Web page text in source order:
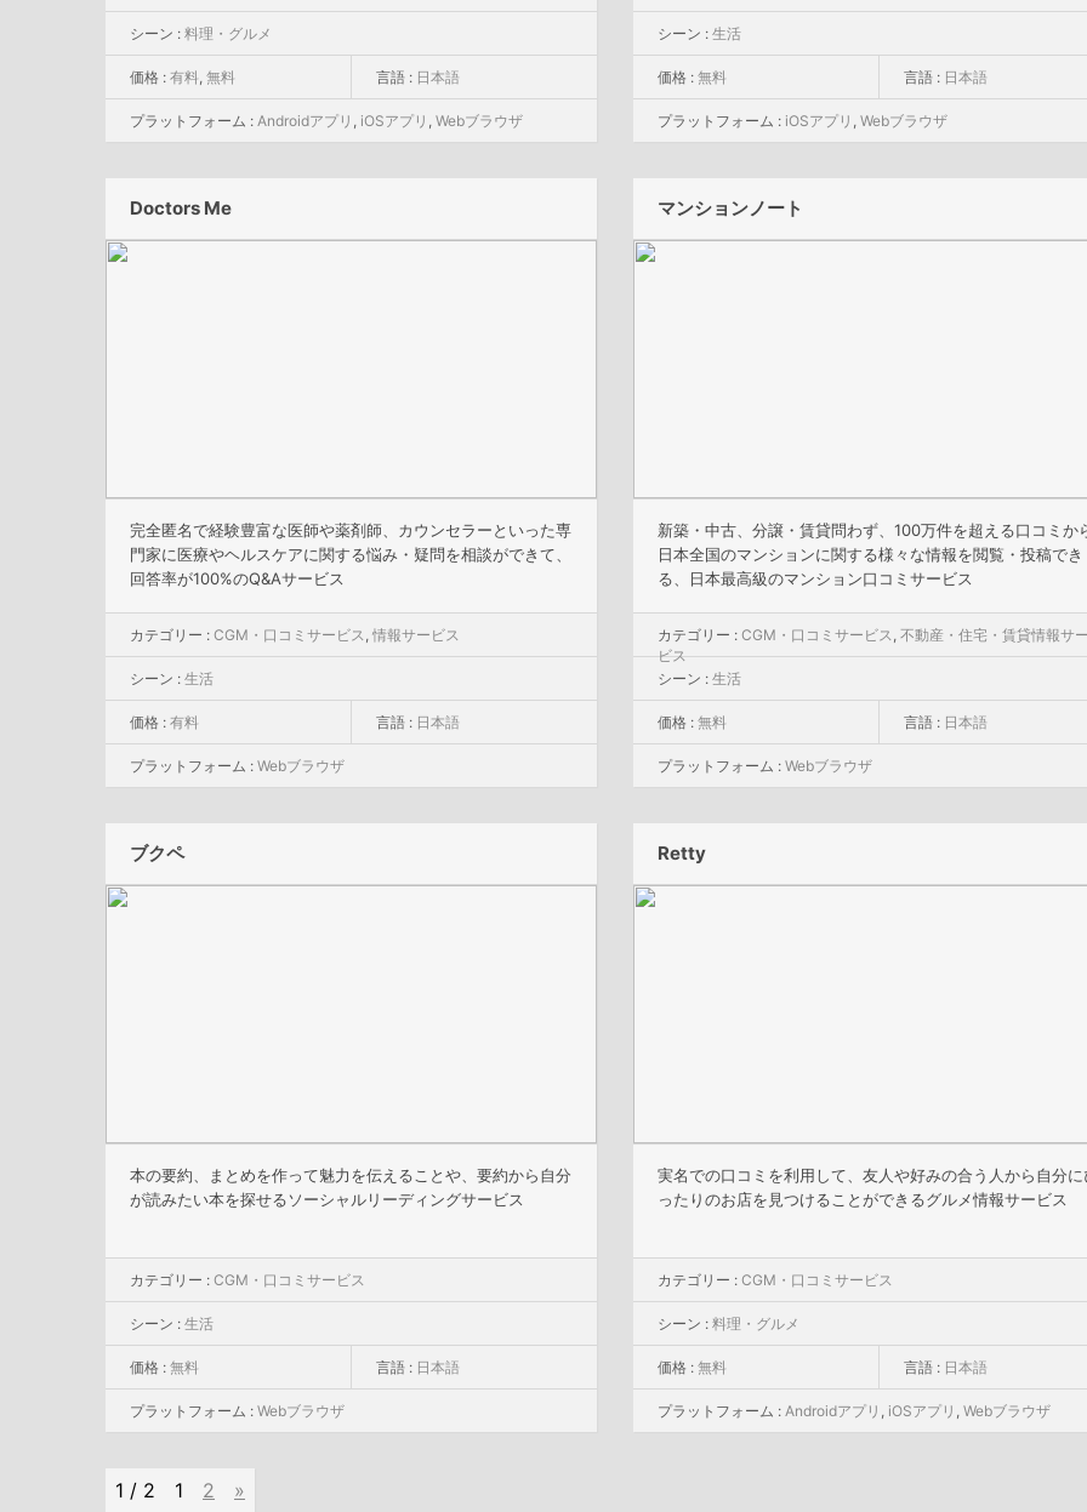
シーン : 料理・グルメ
価格 : 有料, 無料 言語 : 日本語
プラットフォーム : Androidアプリ , iOSアプリ , Webブラウザ
シーン : 生活
価格 : 無料 言語 : 日本語
プラットフォーム : iOSアプリ , Webブラウザ
Doctors Me
完全匿名で経験豊富な医師や薬剤師、カウンセラーといった専
門家に医療やヘルスケアに関する悩み・疑問を相談ができて、
回答率が100%のQ&Aサービス
カテゴリー : CGM・口コミサービス, 情報サービス
シーン : 生活
価格 : 有料 言語 : 日本語
プラットフォーム : Webブラウザ
マンションノート
新築・中古、分譲・賃貸問わず、100万件を超える口コミか
日本全国のマンションに関する様々な情報を閲覧・投稿でき
る、日本最高級のマンション口コミサービス
カテゴリー : CGM・口コミサービス, 不動産・住宅・賃貸情報サ
ビス
シーン : 生活
価格 : 無料 言語 : 日本語
プラットフォーム : Webブラウザ
ブクペ
本の要約、まとめを作って魅力を伝えることや、要約から自分
が読みたい本を探せるソーシャルリーディングサービス
カテゴリー : CGM・口コミサービス
シーン : 生活
価格 : 無料 言語 : 日本語
プラットフォーム : Webブラウザ
Retty
実名での口コミを利用して、友人や好みの合う人から自分に
ったりのお店を見つけることができるグルメ情報サービス
カテゴリー : CGM・口コミサービス
シーン : 料理・グルメ
価格 : 無料 言語 : 日本語
プラットフォーム : Androidアプリ , iOSアプリ , Webブラウザ
1 / 2 1 2 »